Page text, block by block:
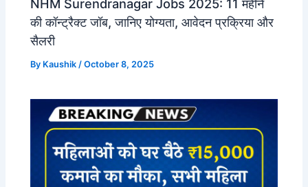
NHM Surendranagar Jobs 2025: 11 महीने
की कॉन्ट्रैक्ट जॉब, जानिए योग्यता, आवेदन प्रक्रिया और
सैलरी
By Kaushik/October 8, 2025